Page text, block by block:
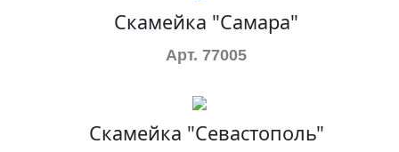
Скамейка "Самара"
Арт. 77005
Скамейка "Севастополь"